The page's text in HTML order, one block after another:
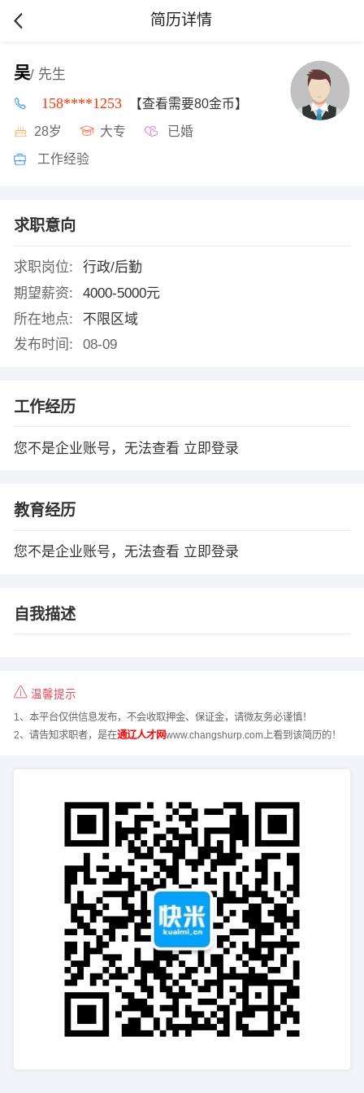
简历详情
吴/ 先生
158****1253 【查看需要80金币】
28岁 大专 已婚
工作经验
求职意向
求职岗位:
行政/后勤
期望薪资:
4000-5000元
所在地点:
不限区域
发布时间:
08-09
工作经历
您不是企业账号，无法查看 立即登录
教育经历
您不是企业账号，无法查看 立即登录
自我描述
温馨提示
1、本平台仅供信息发布，不会收取押金、保证金，请微友务必谨慎！
2、请告知求职者，是在通辽人才网www.changshurp.com上看到该简历的！